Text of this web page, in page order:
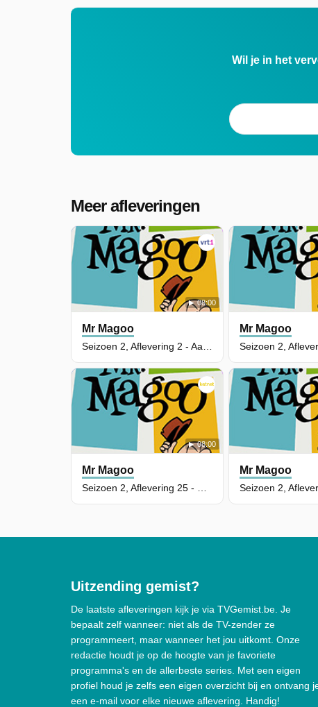
Wil je in het
Meer afleveringen
08:00
Mr Magoo Mr Magoo
08:00
Mr Magoo Mr Magoo
Uitzending gemist?
De laatste afleveringen kijk je via TVGemist.be. Je
bepaalt zelf wanneer: niet als de TV-zender ze
programmeert, maar wanneer het jou uitkomt. Onze
redactie houdt je op de hoogte van je favoriete
programma's en de allerbeste series. Met een eigen
profiel houd je zelfs een eigen overzicht bij en ontvang
een e-mail voor elke nieuwe aflevering. Handig!